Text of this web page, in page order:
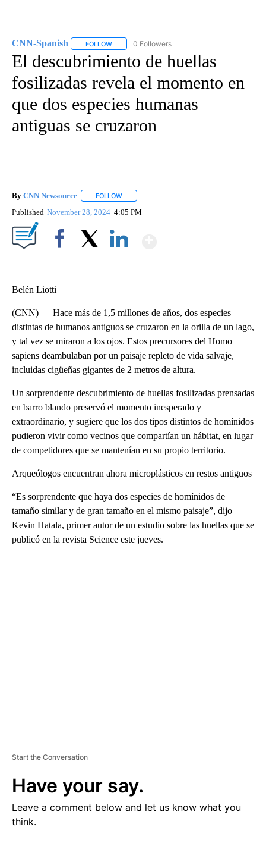
CNN-Spanish FOLLOW FOLLOW "CNN-SPANISH" TO RECEIVE
0 Followers
El descubrimiento de huellas
fosilizadas revela el momento en
que dos especies humanas
antiguas se cruzaron
By CNN Newsource FOLLOW
Published November 28, 2024 4:05 PM
Belén Liotti
(CNN) –– Hace más de 1,5 millones de años, dos especies
distintas de humanos antiguos se cruzaron en la orilla de un lago,
y tal vez se miraron a los ojos. Estos precursores del Homo
sapiens deambulaban por un paisaje repleto de vida salvaje,
incluidas cigüeñas gigantes de 2 metros de altura.
Un sorprendente descubrimiento de huellas fosilizadas prensadas
en barro blando preservó el momento inesperado y
extraordinario, y sugiere que los dos tipos distintos de homínidos
pudieron vivir como vecinos que compartían un hábitat, en lugar
de competidores que se mantenían en su propio territorio.
Arqueólogos encuentran ahora microplásticos en restos antiguos
“Es sorprendente que haya dos especies de homínidos de
tamaño similar y de gran tamaño en el mismo paisaje”, dijo
Kevin Hatala, primer autor de un estudio sobre las huellas que se
publicó en la revista Science este jueves.
Start the Conversation
Have your say.
Leave a comment below and let us know what you
think.